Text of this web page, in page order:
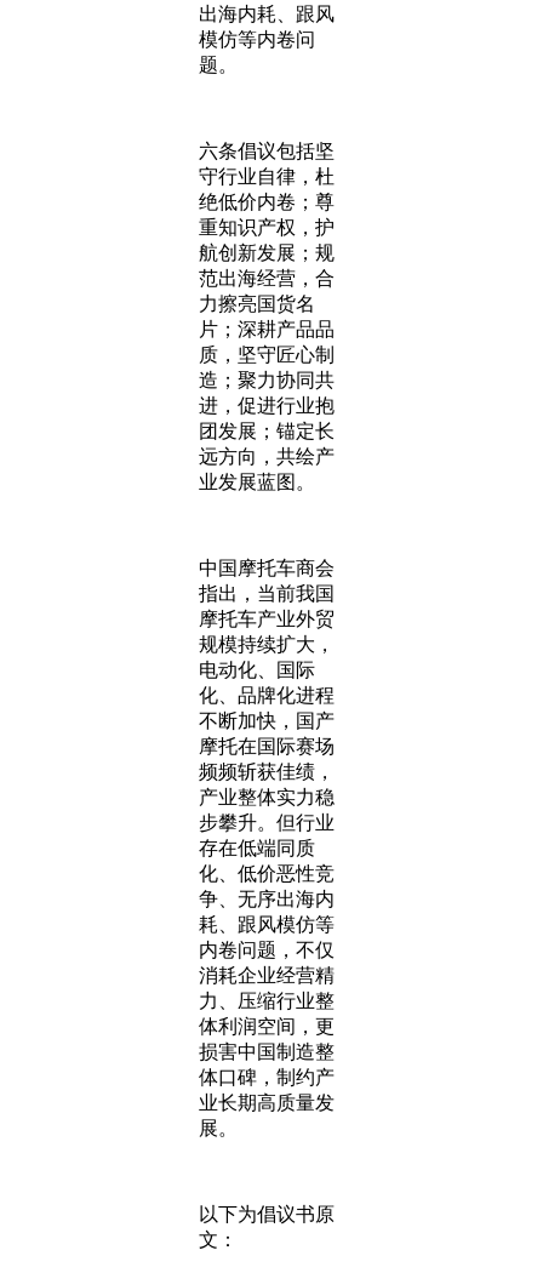
出海内耗、跟风
模仿等内卷问
题。
六条倡议包括坚
守行业自律，杜
绝低价内卷；尊
重知识产权，护
航创新发展；规
范出海经营，合
力擦亮国货名
片；深耕产品品
质，坚守匠心制
造；聚力协同共
进，促进行业抱
团发展；锚定长
远方向，共绘产
业发展蓝图。
中国摩托车商会
指出，当前我国
摩托车产业外贸
规模持续扩大，
电动化、国际
化、品牌化进程
不断加快，国产
摩托在国际赛场
频频斩获佳绩，
产业整体实力稳
步攀升。但行业
存在低端同质
化、低价恶性竞
争、无序出海内
耗、跟风模仿等
内卷问题，不仅
消耗企业经营精
力、压缩行业整
体利润空间，更
损害中国制造整
体口碑，制约产
业长期高质量发
展。
以下为倡议书原
文：